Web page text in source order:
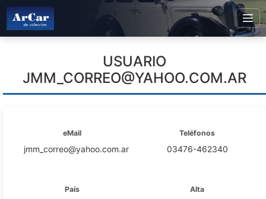
USUARIO
JMM_CORREO@YAHOO.COM.AR
eMail
jmm_correo@yahoo.com.ar
Teléfonos
03476-462340
País Alta